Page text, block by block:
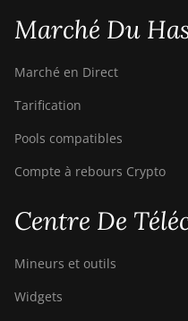
(300Th)
S21 XP+ Hyd
BITMAIN AntMiner
S21+ (216Th)
BITMAIN AntMiner
BITMAIN AntMiner
(430Th)
Marché Du
Marché en Direct
Tarification
Pools compatibles
Compte à rebours Crypto
Centre De
Mineurs et outils
Widgets